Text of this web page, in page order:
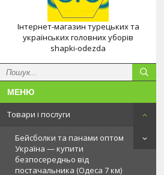
Інтернет-магазин турецьких та
українських головних уборів
shapki-odezda
Товари і послуги
Бейсболки та панами оптом
Україна — купити
безпосередньо від
постачальника (Одеса 7 км)